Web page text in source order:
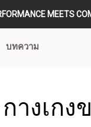
MEETS
บทความ
างเกง